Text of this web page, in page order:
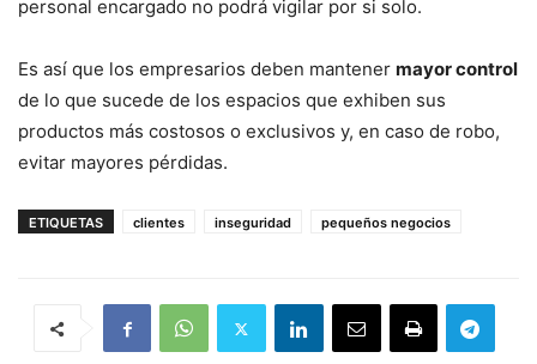
personal encargado no podrá vigilar por si solo.
Es así que los empresarios deben mantener mayor control
de lo que sucede de los espacios que exhiben sus
productos más costosos o exclusivos y, en caso de robo,
evitar mayores pérdidas.
ETIQUETAS clientes inseguridad pequeños negocios